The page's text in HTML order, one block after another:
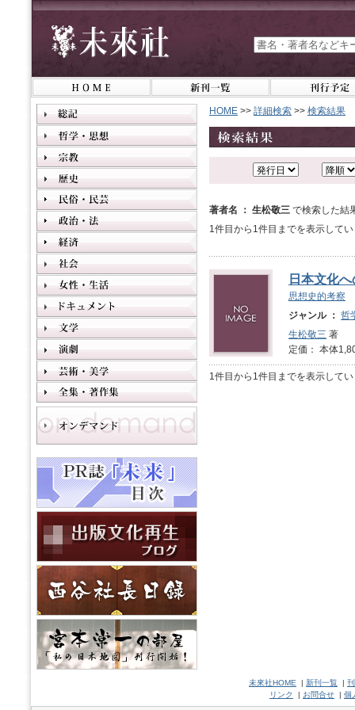
HOME >> 詳細検索 >> 検索結果
著者名 ： 生松敬三 で検索した結
1件目から1件目までを表示して
日本文化
思想史的考察
ジャンル ： 哲
生松敬三 著
定価： 本体
1件目から1件目までを表示して
未來社HOME | 新刊一覧 |
リンク
| お問合せ | 個